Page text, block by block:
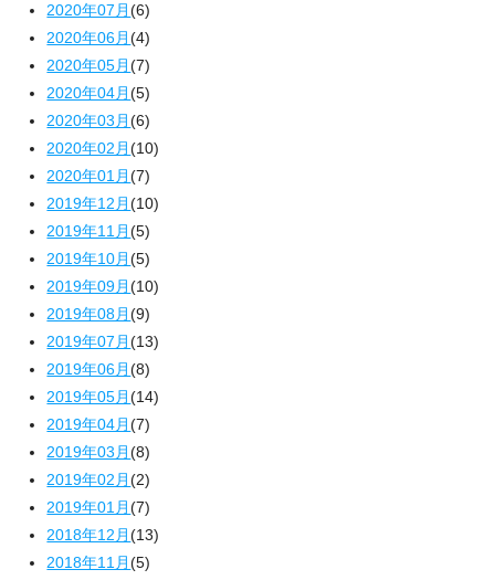
2020年07月(6)
2020年06月(4)
2020年05月(7)
2020年04月(5)
2020年03月(6)
2020年02月(10)
2020年01月(7)
2019年12月(10)
2019年11月(5)
2019年10月(5)
2019年09月(10)
2019年08月(9)
2019年07月(13)
2019年06月(8)
2019年05月(14)
2019年04月(7)
2019年03月(8)
2019年02月(2)
2019年01月(7)
2018年12月(13)
2018年11月(5)